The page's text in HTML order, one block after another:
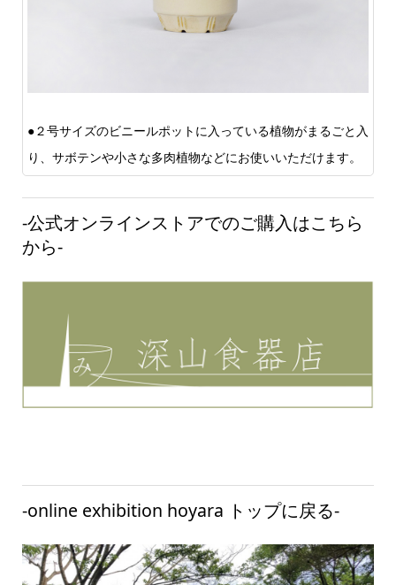
●２号サイズのビニールポットに入っている植物がまるごと入
り、サボテンや小さな多肉植物などにお使いいただけます。
‐公式オンラインストアでのご購入はこちら
から‐
‐online exhibition hoyara トップに戻る‐